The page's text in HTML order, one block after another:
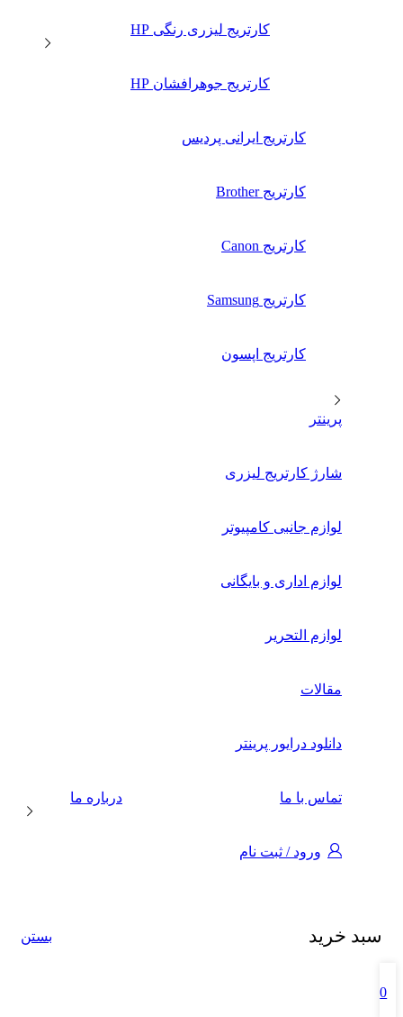
کارتریج لیزری رنگی HP
کارتریج جوهرافشان HP
کارتریج ایرانی پردیس
کارتریج Brother
کارتریج Canon
کارتریج Samsung
کارتریج اپسون
پرینتر
شارژ کارتریج لیزری
لوازم جانبی کامپیوتر
لوازم اداری و بایگانی
لوازم التحریر
مقالات
دانلود درایور پرینتر
تماس با ما درباره ما
ورود / ثبت نام
سبد خرید بستن
0